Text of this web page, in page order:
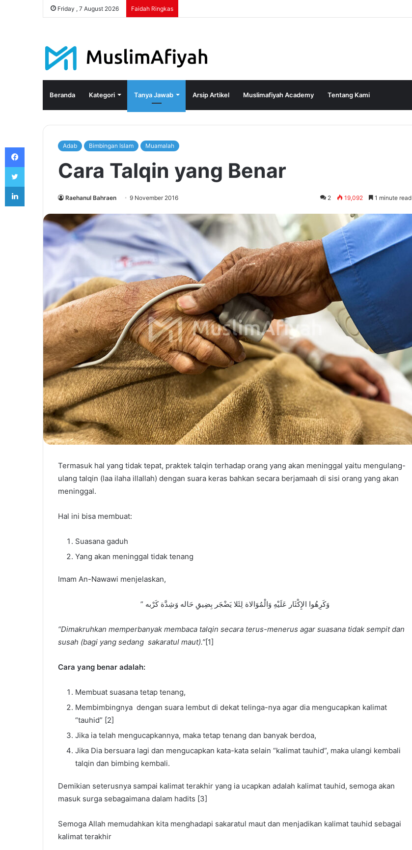
Friday , 7 August 2026 Faidah Ringkas
Beranda Kategori Tanya Jawab Arsip Artikel Muslimafiyah Academy Tentang Kami
Adab Bimbingan Islam Muamalah
Cara Talqin yang Benar
Raehanul Bahraen 9 November 2016 2 19,092 1 minute read
Termasuk hal yang tidak tepat, praktek talqin terhadap orang yang akan meninggal yaitu mengulang-
ulang talqin (laa ilaha illallah) dengan suara keras bahkan secara berjamaah di sisi orang yang akan
meninggal.
Hal ini bisa membuat:
Suasana gaduh
Yang akan meninggal tidak tenang
Imam An-Nawawi menjelaskan,
” ﻭَﻛَﺮِﻫُﻮﺍ ﺍﻹِﻛْﺜَﺎﺭ ﻋَﻠَﻴْﻪِ ﻭَﺍﻟْﻤُﻮَﺍﻻﺓ ﻟِﺌَﻼ ﻳَﻀْﺠَﺮ ﺑِﻀِﻴﻖِ ﺣَﺎﻟﻪ ﻭَﺷِﺪَّﺓ ﻛَﺮْﺑﻪ
“Dimakruhkan memperbanyak membaca talqin secara terus-menerus agar suasana tidak sempit dan
susah (bagi yang sedang sakaratul maut).”[1]
Cara yang benar adalah:
Membuat suasana tetap tenang,
Membimbingnya dengan suara lembut di dekat telinga-nya agar dia mengucapkan kalimat
“tauhid” [2]
Jika ia telah mengucapkannya, maka tetap tenang dan banyak berdoa,
Jika Dia bersuara lagi dan mengucapkan kata-kata selain “kalimat tauhid”, maka ulangi kembali
talqin dan bimbing kembali.
Demikian seterusnya sampai kalimat terakhir yang ia ucapkan adalah kalimat tauhid, semoga akan
masuk surga sebagaimana dalam hadits [3]
Semoga Allah memudahkan kita menghadapi sakaratul maut dan menjadikan kalimat tauhid sebagai
kalimat terakhir
Facebook
Twitter
LinkedIn